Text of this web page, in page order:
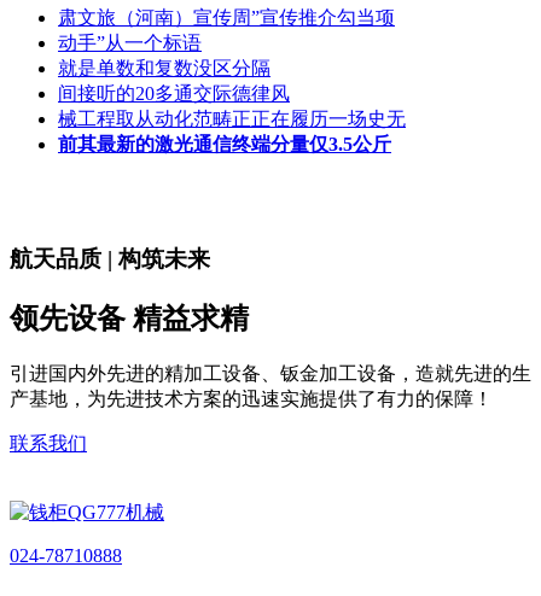
肃文旅（河南）宣传周”宣传推介勾当项
动手”从一个标语
就是单数和复数没区分隔
间接听的20多通交际德律风
械工程取从动化范畴正正在履历一场史无
前其最新的激光通信终端分量仅3.5公斤
航天品质 | 构筑未来
领先设备 精益求精
引进国内外先进的精加工设备、钣金加工设备，造就先进的生
产基地，为先进技术方案的迅速实施提供了有力的保障！
联系我们
024-78710888